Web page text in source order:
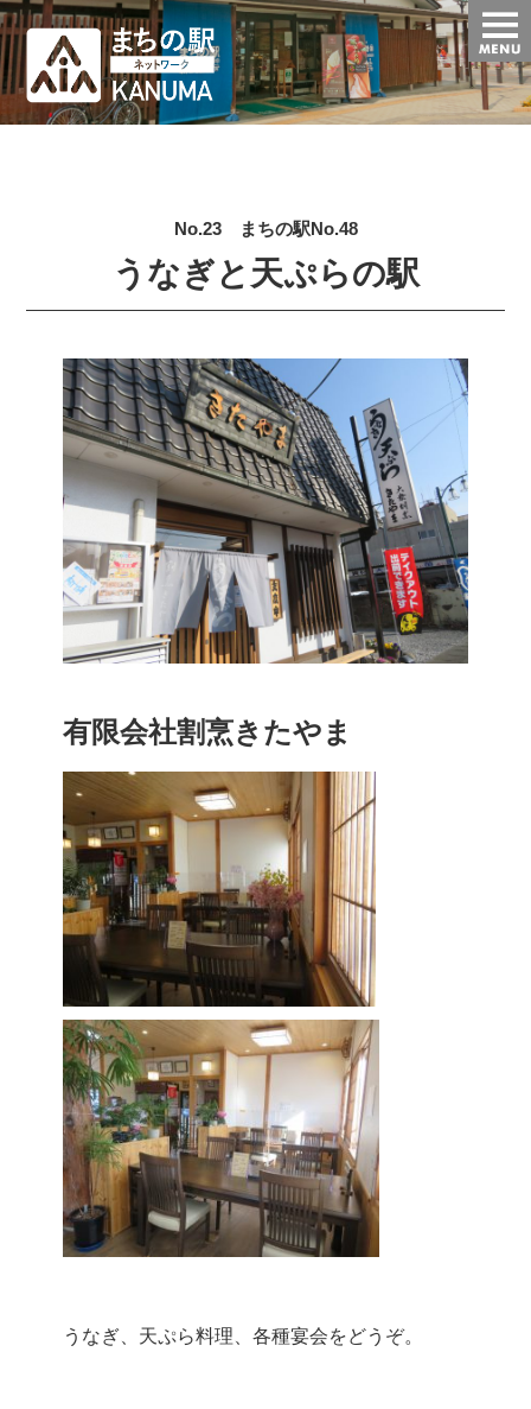
t
o
g
g
l
e
o
No.23 まちの駅No.48
うなぎと天ぷらの駅
有限会社割烹きたやま
うなぎ、天ぷら料理、各種宴会をどうぞ。